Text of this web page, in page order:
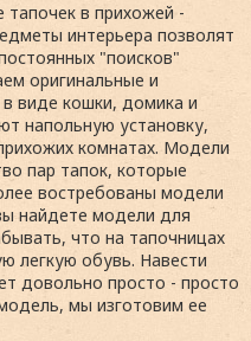
в прихожей -
интерьера позволят
"поисков"
оригинальные и
виде кошки, домика и
напольную установку,
комнатах. Модели
пар тапок, которые
востребованы модели
найдете модели для
что на тапочницах
легкую обувь. Навести
довольно просто - просто
мы изготовим ее